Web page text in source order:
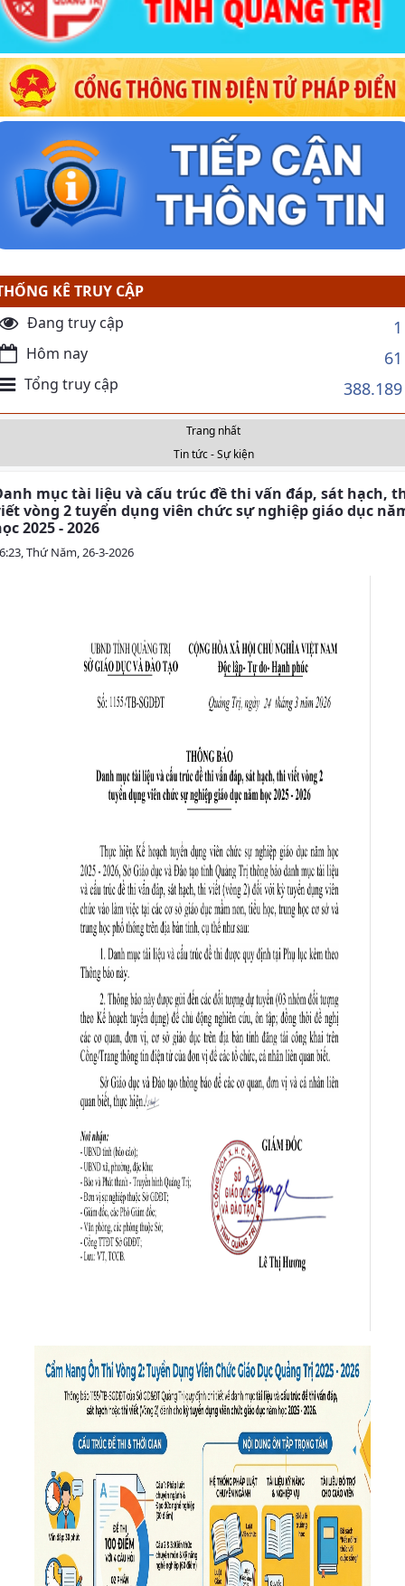
KÊ TRUY CẬP
Đang truy cập
1
Hôm nay 61
Tổng truy cập 388.189
Trang nhất
Tin tức - Sự kiện
mục tài liệu và cấu trúc đề thi vấn đáp, sát hạch,
vòng 2 tuyển dụng viên chức sự nghiệp giáo dục
2025 - 2026
Thứ Năm, 26-3-2026